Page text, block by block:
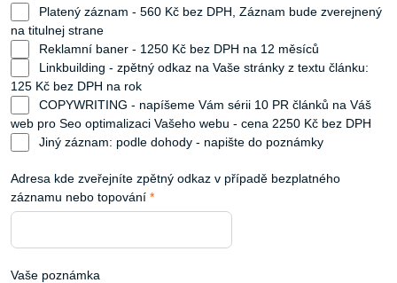
na titulnej strane
Reklamní baner - 1250 Kč bez DPH na 12 měsíců
125 Kč bez DPH na rok
web pro Seo optimalizaci Vašeho webu - cena 2250 Kč bez DPH
Jiný záznam: podle dohody - napište do poznámky
Adresa kde zveřejníte zpětný odkaz v případě bezplatného
záznamu nebo topování *
Vaše poznámka